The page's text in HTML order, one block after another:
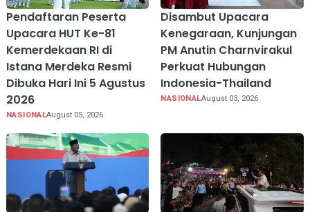
Pendaftaran Peserta
Upacara HUT Ke-81
Kemerdekaan RI di
Istana Merdeka Resmi
Dibuka Hari Ini 5 Agustus
2026
NASIONALAugust 05, 2026
Disambut Upacara
Kenegaraan, Kunjungan
PM Anutin Charnvirakul
Perkuat Hubungan
Indonesia-Thailand
NASIONALAugust 03, 2026